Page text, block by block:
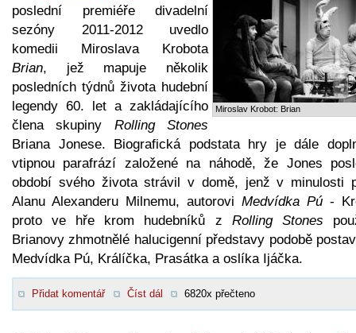
Miroslav Krobot: Brian
poslední premiéře divadelní
sezóny 2011-2012 uvedlo
komedii Miroslava Krobota
Brian, jež mapuje několik
posledních týdnů života hudební
legendy 60. let a zakládajícího
člena skupiny Rolling Stones
Briana Jonese. Biografická podstata hry je dále
vtipnou parafrází založené na náhodě, že Jones
období svého života strávil v domě, jenž v minulosti
Alanu Alexanderu Milnemu, autorovi Medvídka Pú -
proto ve hře krom hudebníků z Rolling Stones
Brianovy zhmotnělé halucigenní představy podobě
Medvídka Pú, Králíčka, Prasátka a oslíka Ijáčka.
Přidat komentář Číst dál 6820x přečteno